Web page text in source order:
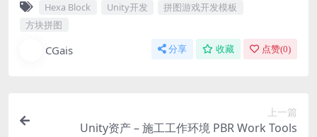
Hexa Block Unity开发
拼图游戏开发模板
方块拼图
CGais 分享 收藏 点赞(0)
上一篇
Unity资产 – 施工工作环境 PBR Work Tools